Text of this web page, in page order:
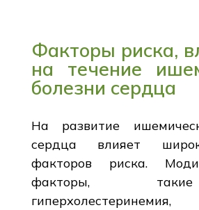
Факторы риска,
на течение
болезни сердца
На развитие
сердца влияет
факторов риска.
факторы,
гиперхолестеринемия,